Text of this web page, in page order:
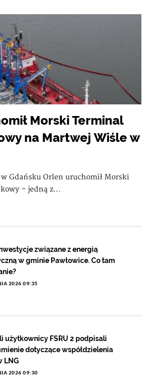
Morski Terminal
na Martwej Wiśle w
Gdańsku Orlen uruchomił Morski
– jedną z...
związane z energią
w gminie Pawłowice. Co tam
2026 09:35
użytkownicy FSRU 2 podpisali
dotyczące współdzielenia
LNG
2026 09:30